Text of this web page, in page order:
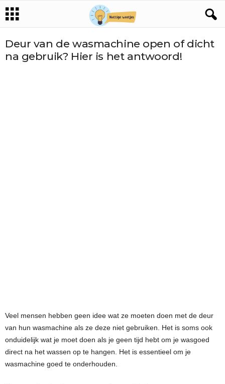
Deur van de wasmachine open of dicht
na gebruik? Hier is het antwoord!
Veel mensen hebben geen idee wat ze moeten doen met de deur
van hun wasmachine als ze deze niet gebruiken. Het is soms ook
onduidelijk wat je moet doen als je geen tijd hebt om je wasgoed
direct na het wassen op te hangen. Het is essentieel om je
wasmachine goed te onderhouden.